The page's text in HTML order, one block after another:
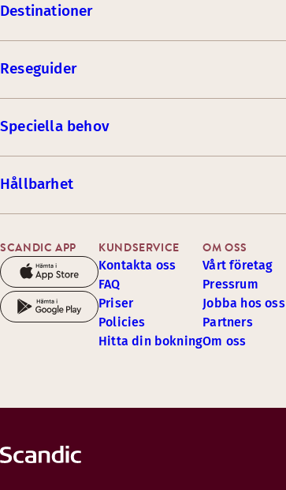
Destinationer
Reseguider
Speciella behov
Hållbarhet
SCANDIC APP KUNDSERVICE
Kontakta oss
FAQ
Priser
Policies
Hitta din bokning
OM OSS
Vårt företag
Pressrum
Jobba hos oss
Partners
Om oss